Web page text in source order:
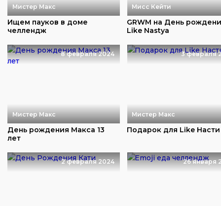
Мистер Макс
Ищем пауков в доме
челлендж
Мисс Кейти
GRWM на День
Like Nastya
8 февраля 2024
Мистер Макс
День рождения Макса 13
лет
3 февраля
Мистер Макс
Подарок для Like Насти
2 февраля 2024 26 января